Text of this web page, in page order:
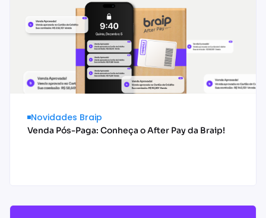
Novidades Braip
Venda Pós-Paga: Conheça o After Pay da Braip!
Acessar conteúdo